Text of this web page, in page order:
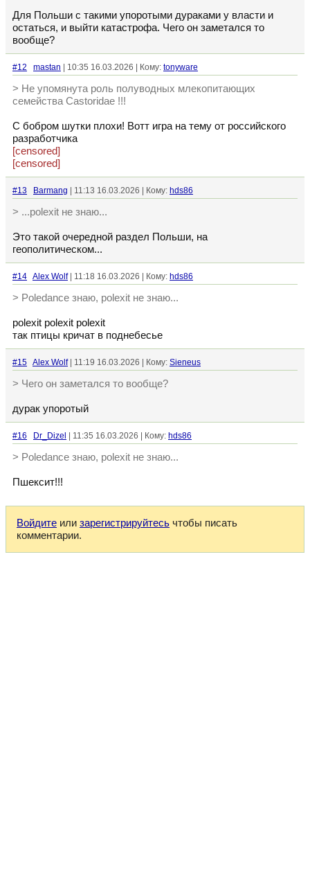
Для Польши с такими упоротыми дураками у власти и
остаться, и выйти катастрофа. Чего он заметался то
вообще?
#12 mastan | 10:35 16.03.2026 | Кому: tonyware
> Не упомянута роль полуводных млекопитающих
семейства Castoridae !!!
С бобром шутки плохи! Вотт игра на тему от российского
разработчика
[censored]
[censored]
#13 Barmang | 11:13 16.03.2026 | Кому: hds86
> ...polexit не знаю...
Это такой очередной раздел Польши, на
геополитическом...
#14 Alex Wolf| 11:18 16.03.2026 | Кому: hds86
> Poledance знаю, polexit не знаю...
polexit polexit polexit
так птицы кричат в поднебесье
#15 Alex Wolf| 11:19 16.03.2026 | Кому: Sieneus
> Чего он заметался то вообще?
дурак упоротый
#16 Dr_Dizel | 11:35 16.03.2026 | Кому: hds86
> Poledance знаю, polexit не знаю...
Пшексит!!!
Войдите или зарегистрируйтесь чтобы писать
комментарии.